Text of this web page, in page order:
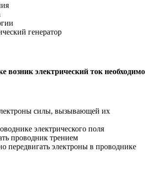
генератор
возник электрический ток необходимо
силы, вызывающей их
электрического поля
проводник трением
передвигать электроны в проводнике